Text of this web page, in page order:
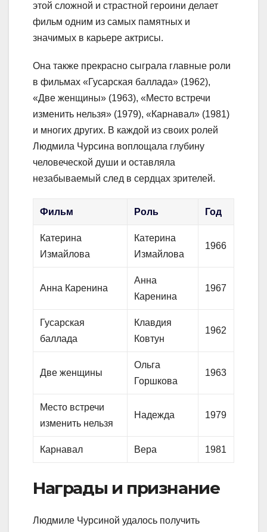
этой сложной и страстной героини делает
фильм одним из самых памятных и
значимых в карьере актрисы.
Она также прекрасно сыграла главные роли
в фильмах «Гусарская баллада» (1962),
«Две женщины» (1963), «Место встречи
изменить нельзя» (1979), «Карнавал» (1981)
и многих других. В каждой из своих ролей
Людмила Чурсина воплощала глубину
человеческой души и оставляла
незабываемый след в сердцах зрителей.
Фильм Роль Год
Катерина
Измайлова
Катерина
Измайлова
1966
Анна Каренина
Анна
Каренина
1967
Гусарская
баллада
Клавдия
Ковтун
1962
Две женщины
Ольга
Горшкова
1963
Место встречи
изменить нельзя
Надежда 1979
Карнавал Вера 1981
Награды и признание
Людмиле Чурсиной удалось получить